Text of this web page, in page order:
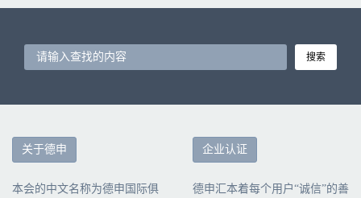
搜索
关于德申
本会的中文名称为德申国际俱
企业认证
德申汇本着每个用户“诚信”的善